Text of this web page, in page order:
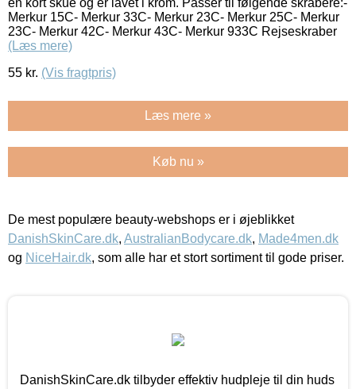
Merkur 15C- Merkur 33C- Merkur 23C- Merkur 25C- Merkur
23C- Merkur 42C- Merkur 43C- Merkur 933C Rejseskraber
(Læs mere)
55 kr. (Vis fragtpris)
Læs mere »
Køb nu »
De mest populære beauty-webshops er i øjeblikket
DanishSkinCare.dk, AustralianBodycare.dk, Made4men.dk
og NiceHair.dk, som alle har et stort sortiment til gode priser.
DanishSkinCare.dk tilbyder effektiv hudpleje til din huds